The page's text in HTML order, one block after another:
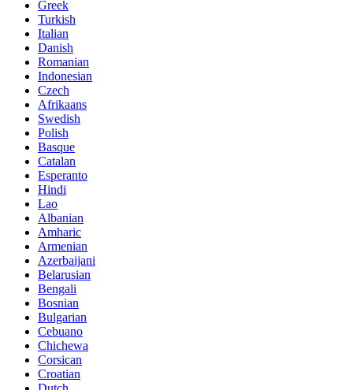
Greek
Turkish
Italian
Danish
Romanian
Indonesian
Czech
Afrikaans
Swedish
Polish
Basque
Catalan
Esperanto
Hindi
Lao
Albanian
Amharic
Armenian
Azerbaijani
Belarusian
Bengali
Bosnian
Bulgarian
Cebuano
Chichewa
Corsican
Croatian